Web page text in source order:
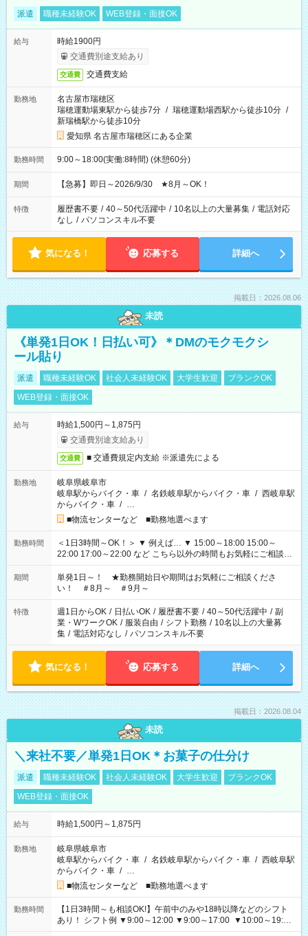
派遣 職種未経験OK WEB登録・面接OK
給与
時給1900円
交通費別途支給あり
交通費 交通費支給
勤務地
名古屋市瑞穂区
瑞穂運動場東駅から徒歩7分 / 瑞穂運動場西駅から徒歩10分 /
新瑞橋駅から徒歩10分
愛知県 名古屋市瑞穂区にある企業
勤務時間 9:00～18:00(実働:8時間) (休憩60分)
期間 【急募】即日～2026/9/30 ★8月～OK！
特徴 履歴書不要 / 40～50代活躍中 / 10名以上の大量募集 / 電話対応
なし / パソコンスキル不要
気になる！ 応募する 詳細へ
掲載日：2026.08.06
未読
《単発1日OK！日払い可》＊DMのモクモクシ
ール貼り
派遣 職種未経験OK 社会人未経験OK 大学生歓迎
ブランクOK
WEB登録・面接OK
給与
時給1,500円～1,875円
交通費別途支給あり
交通費 ■ 交通費規定内支給 ※派遣先による
勤務地
岐阜県岐阜市
岐阜駅からバイク・車 / 名鉄岐阜駅からバイク・車 / 西岐阜駅
からバイク・車 / …
■物流センターなど ■勤務地選べます
勤務時間
＜1日3時間～OK！＞ ▼ 例えば… ▼ 15:00～18:00 15:00～
22:00 17:00～22:00 など こちら以外の時間もお気軽にご相談く
ださい！
期間
単発1日～！ ★勤務開始日や期間はお気軽にご相談くださ
い！ ＃8月～ ＃9月～
特徴 週1日からOK / 日払いOK / 履歴書不要 / 40～50代活躍中 / 副
業・WワークOK / 服装自由 / シフト勤務 / 10名以上の大量募
集 / 電話対応なし / パソコンスキル不要
気になる！ 応募する 詳細へ
掲載日：2026.08.04
未読
＼来社不要／単発1日OK＊お菓子の仕分け
派遣 職種未経験OK 社会人未経験OK 大学生歓迎
ブランクOK
WEB登録・面接OK
給与 時給1,500円～1,875円
勤務地
岐阜県岐阜市
岐阜駅からバイク・車 / 名鉄岐阜駅からバイク・車 / 西岐阜駅
からバイク・車 / …
■物流センターなど ■勤務地選べます
勤務時間
【1日3時間～も相談OK!】午前中のみや18時以降などのシフト
あり！ シフト例 ▼9:00～12:00 ▼9:00～17:00 ▼10:00～19:00
▼18:00～21:00